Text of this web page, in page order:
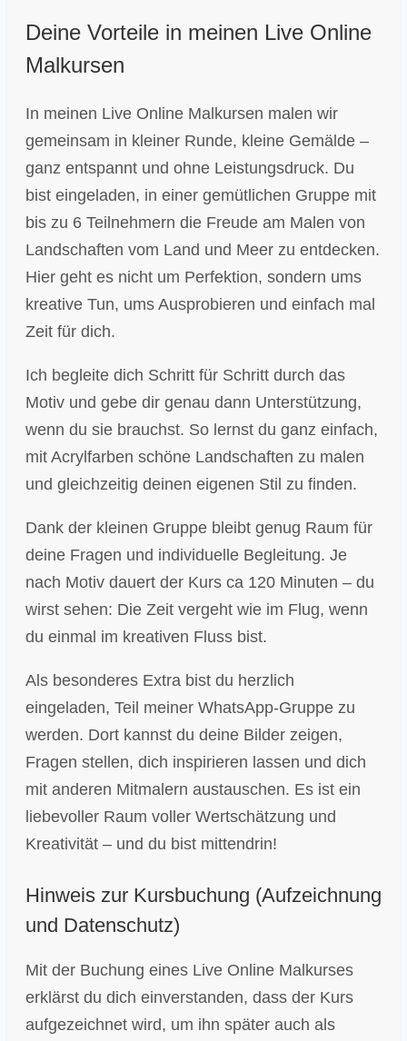
Deine Vorteile in meinen Live Online
Malkursen
In meinen Live Online Malkursen malen wir
gemeinsam in kleiner Runde, kleine Gemälde –
ganz entspannt und ohne Leistungsdruck. Du
bist eingeladen, in einer gemütlichen Gruppe mit
bis zu 6 Teilnehmern die Freude am Malen von
Landschaften vom Land und Meer zu entdecken.
Hier geht es nicht um Perfektion, sondern ums
kreative Tun, ums Ausprobieren und einfach mal
Zeit für dich.
Ich begleite dich Schritt für Schritt durch das
Motiv und gebe dir genau dann Unterstützung,
wenn du sie brauchst. So lernst du ganz einfach,
mit Acrylfarben schöne Landschaften zu malen
und gleichzeitig deinen eigenen Stil zu finden.
Dank der kleinen Gruppe bleibt genug Raum für
deine Fragen und individuelle Begleitung. Je
nach Motiv dauert der Kurs ca 120 Minuten – du
wirst sehen: Die Zeit vergeht wie im Flug, wenn
du einmal im kreativen Fluss bist.
Als besonderes Extra bist du herzlich
eingeladen, Teil meiner WhatsApp-Gruppe zu
werden. Dort kannst du deine Bilder zeigen,
Fragen stellen, dich inspirieren lassen und dich
mit anderen Mitmalern austauschen. Es ist ein
liebevoller Raum voller Wertschätzung und
Kreativität – und du bist mittendrin!
Hinweis zur Kursbuchung (Aufzeichnung
und Datenschutz)
Mit der Buchung eines Live Online Malkurses
erklärst du dich einverstanden, dass der Kurs
aufgezeichnet wird, um ihn später auch als